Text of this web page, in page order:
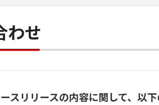
わせ
スリリースの内容に関して、以